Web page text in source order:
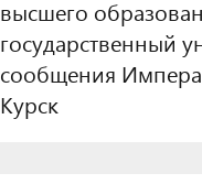
высшего
государственный
сообщения
Курск